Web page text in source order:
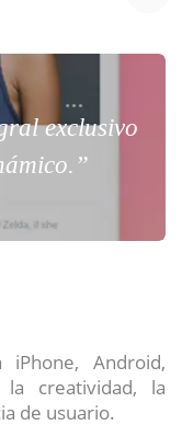
exclusivo
iPhone, Android,
creatividad, la
de usuario.